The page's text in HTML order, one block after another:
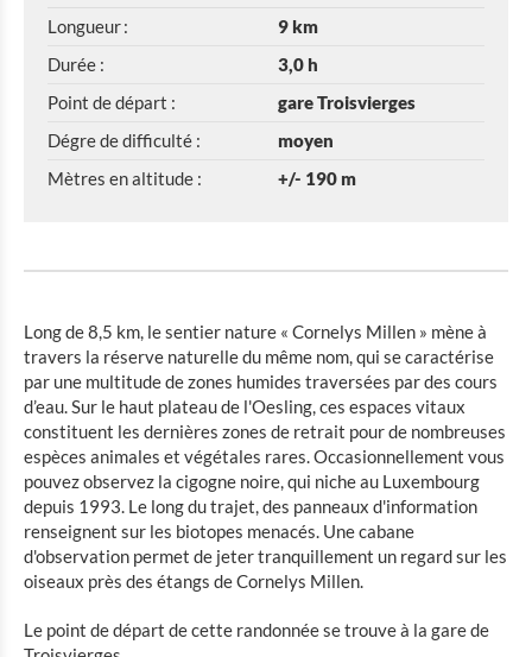
Circuit de randonnée TV3
Historyrunde Basbellain
Sentier des Passeurs
Sentier de randonnée de chemin de fer CFL
Sentier européen Escapardenne
Circuits auto-pédestres dans l'Éislek
Sentier du Nord
Sentier Panorama
Randonnée GR 57
Longueur :
9 km
Durée :
3,0 h
Point de départ :
gare Troisvierges
Dégre de difficulté :
moyen
Mètres en altitude :
+/- 190 m
Long de 8,5 km, le sentier nature « Cornelys Millen » mène à
travers la réserve naturelle du même nom, qui se caractérise
par une multitude de zones humides traversées par des cours
d’eau. Sur le haut plateau de l'Oesling, ces espaces vitaux
constituent les dernières zones de retrait pour de nombreuses
espèces animales et végétales rares. Occasionnellement vous
pouvez observez la cigogne noire, qui niche au Luxembourg
depuis 1993. Le long du trajet, des panneaux d'information
renseignent sur les biotopes menacés. Une cabane
d'observation permet de jeter tranquillement un regard sur les
oiseaux près des étangs de Cornelys Millen.
Le point de départ de cette randonnée se trouve à la gare de